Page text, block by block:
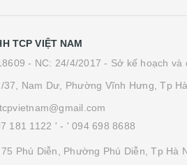
TCP VIỆT NAM
- NC: 24/4/2017 - Sở kế hoạch và
37, Nam Dư, Phường Vĩnh Hưng, Tp
181 1122 ' - ' 094 698 8688
Phú Diễn, Phường Phú Diễn, Tp Hà